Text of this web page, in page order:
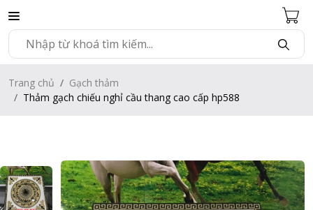
Trang chủ
Gạch thảm
Thảm gạch chiếu nghỉ cầu thang cao cấp hp588